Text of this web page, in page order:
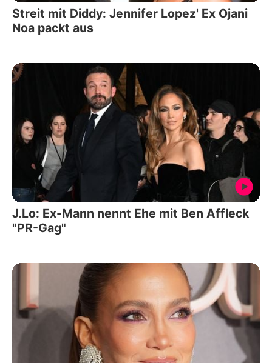
Streit mit Diddy: Jennifer Lopez' Ex Ojani
Noa packt aus
J.Lo: Ex-Mann nennt Ehe mit Ben Affleck
"PR-Gag"